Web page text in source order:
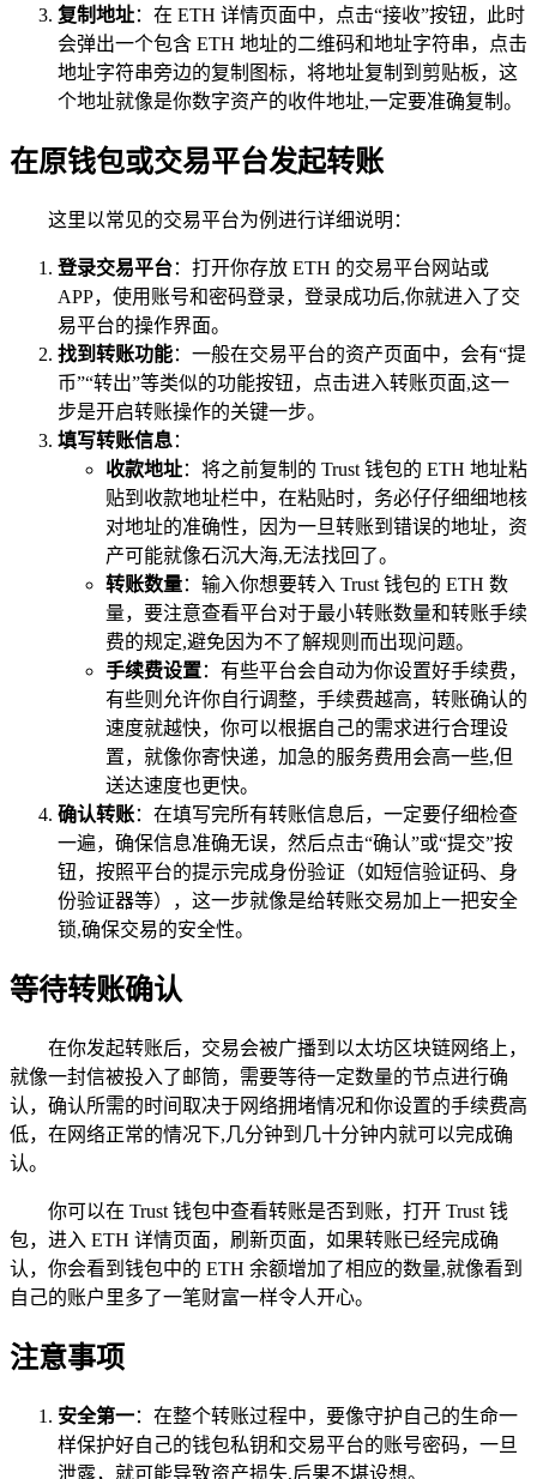
复制地址：在 ETH 详情页面中，点击“接收”按钮，此时
会弹出一个包含 ETH 地址的二维码和地址字符串，点击
地址字符串旁边的复制图标，将地址复制到剪贴板，这
个地址就像是你数字资产的收件地址,一定要准确复制。
在原钱包或交易平台发起转账
这里以常见的交易平台为例进行详细说明：
登录交易平台：打开你存放 ETH 的交易平台网站或
APP，使用账号和密码登录，登录成功后,你就进入了交
易平台的操作界面。
找到转账功能：一般在交易平台的资产页面中，会有“提
币”“转出”等类似的功能按钮，点击进入转账页面,这一
步是开启转账操作的关键一步。
填写转账信息：
收款地址：将之前复制的 Trust 钱包的 ETH 地址粘
贴到收款地址栏中，在粘贴时，务必仔仔细细地核
对地址的准确性，因为一旦转账到错误的地址，资
产可能就像石沉大海,无法找回了。
转账数量：输入你想要转入 Trust 钱包的 ETH 数
量，要注意查看平台对于最小转账数量和转账手续
费的规定,避免因为不了解规则而出现问题。
手续费设置：有些平台会自动为你设置好手续费，
有些则允许你自行调整，手续费越高，转账确认的
速度就越快，你可以根据自己的需求进行合理设
置，就像你寄快递，加急的服务费用会高一些,但
送达速度也更快。
确认转账：在填写完所有转账信息后，一定要仔细检查
一遍，确保信息准确无误，然后点击“确认”或“提交”按
钮，按照平台的提示完成身份验证（如短信验证码、身
份验证器等），这一步就像是给转账交易加上一把安全
锁,确保交易的安全性。
等待转账确认
在你发起转账后，交易会被广播到以太坊区块链网络上，
就像一封信被投入了邮筒，需要等待一定数量的节点进行确
认，确认所需的时间取决于网络拥堵情况和你设置的手续费高
低，在网络正常的情况下,几分钟到几十分钟内就可以完成确
认。
你可以在 Trust 钱包中查看转账是否到账，打开 Trust 钱
包，进入 ETH 详情页面，刷新页面，如果转账已经完成确
认，你会看到钱包中的 ETH 余额增加了相应的数量,就像看到
自己的账户里多了一笔财富一样令人开心。
注意事项
安全第一：在整个转账过程中，要像守护自己的生命一
样保护好自己的钱包私钥和交易平台的账号密码，一旦
泄露，就可能导致资产损失,后果不堪设想。